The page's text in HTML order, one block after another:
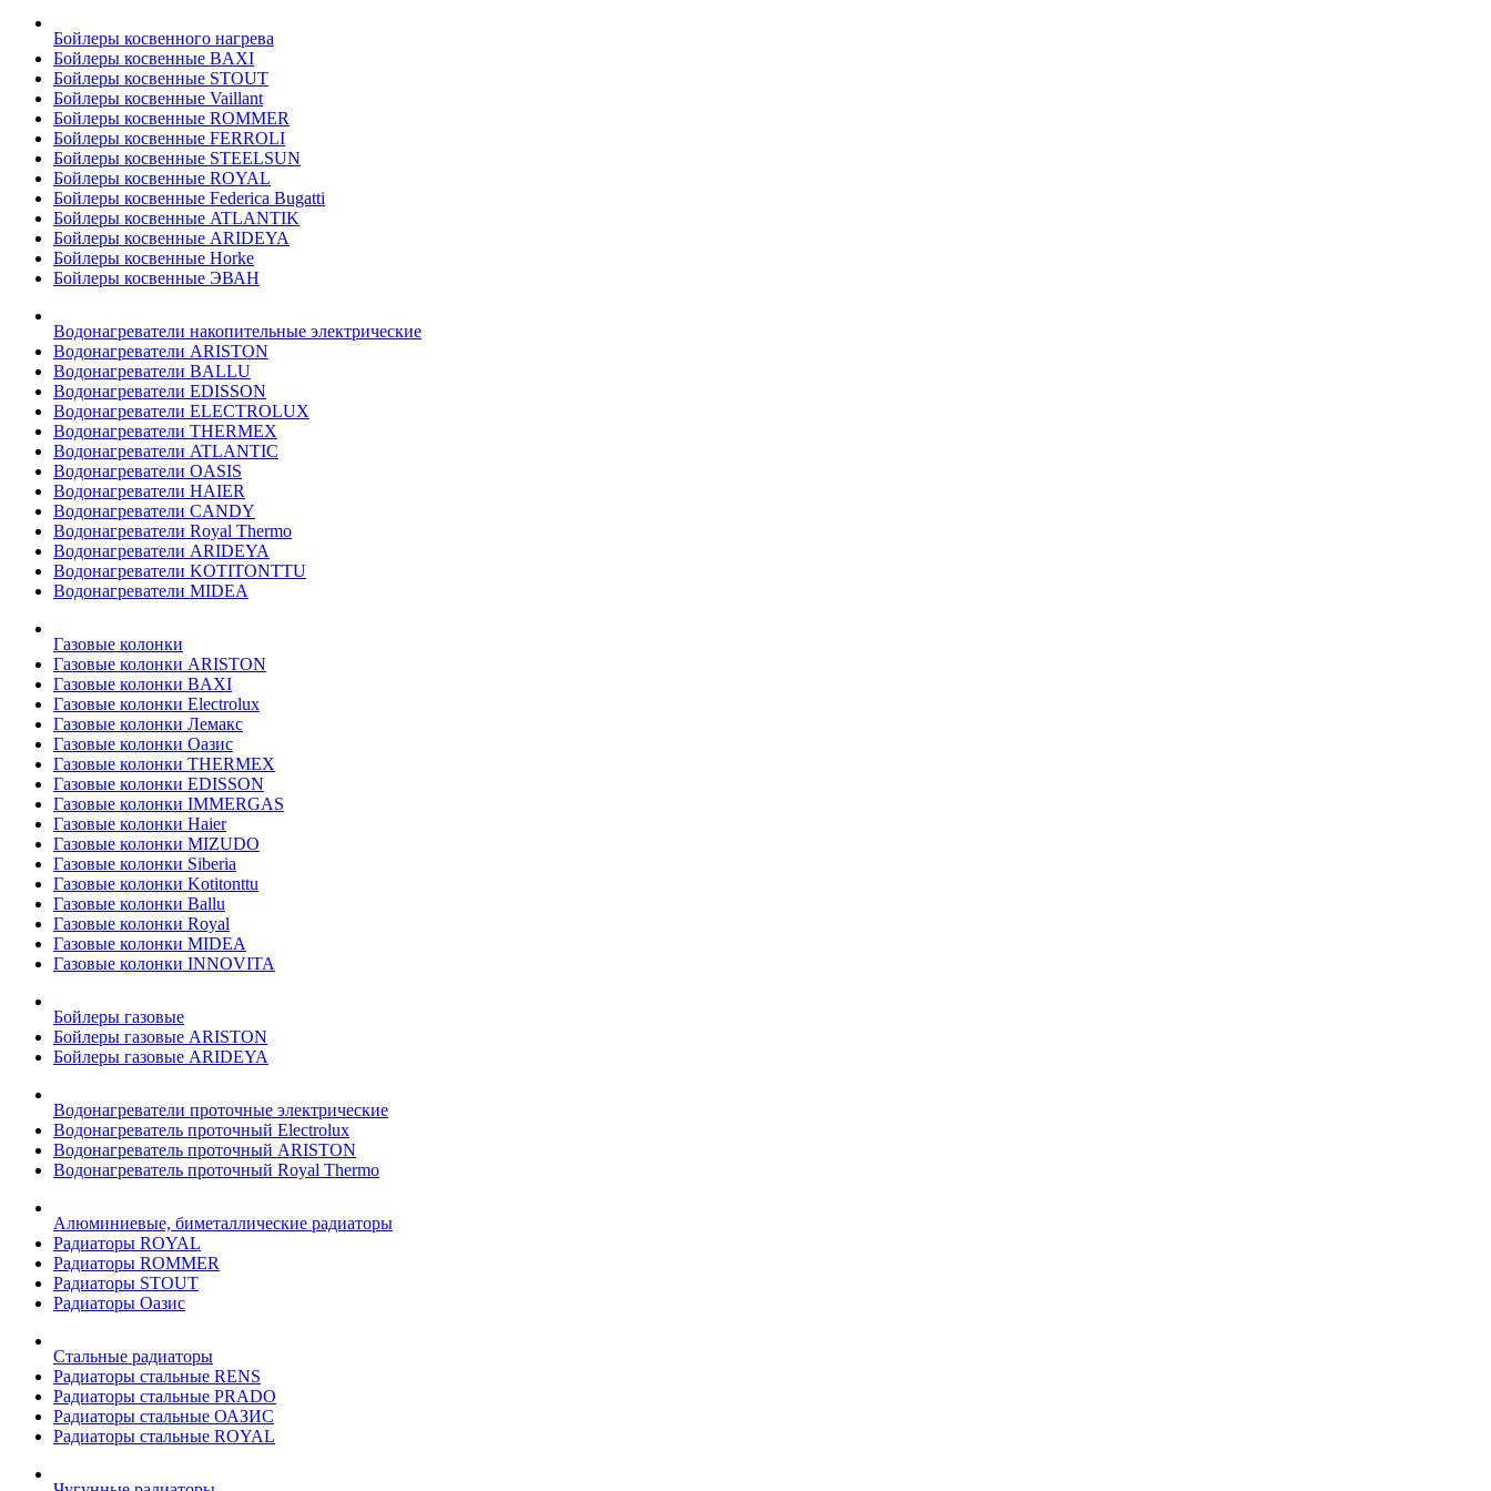
Бойлеры косвенного нагрева
Бойлеры косвенные BAXI
Бойлеры косвенные STOUT
Бойлеры косвенные Vaillant
Бойлеры косвенные ROMMER
Бойлеры косвенные FERROLI
Бойлеры косвенные STEELSUN
Бойлеры косвенные ROYAL
Бойлеры косвенные Federica Bugatti
Бойлеры косвенные ATLANTIK
Бойлеры косвенные ARIDEYA
Бойлеры косвенные Horke
Бойлеры косвенные ЭВАН
Водонагреватели накопительные электрические
Водонагреватели ARISTON
Водонагреватели BALLU
Водонагреватели EDISSON
Водонагреватели ELECTROLUX
Водонагреватели THERMEX
Водонагреватели ATLANTIC
Водонагреватели OASIS
Водонагреватели HAIER
Водонагреватели CANDY
Водонагреватели Royal Thermo
Водонагреватели ARIDEYA
Водонагреватели KOTITONTTU
Водонагреватели MIDEA
Газовые колонки
Газовые колонки ARISTON
Газовые колонки BAXI
Газовые колонки Electrolux
Газовые колонки Лемакс
Газовые колонки Оазис
Газовые колонки THERMEX
Газовые колонки EDISSON
Газовые колонки IMMERGAS
Газовые колонки Haier
Газовые колонки MIZUDO
Газовые колонки Siberia
Газовые колонки Kotitonttu
Газовые колонки Ballu
Газовые колонки Royal
Газовые колонки MIDEA
Газовые колонки INNOVITA
Бойлеры газовые
Бойлеры газовые ARISTON
Бойлеры газовые ARIDEYA
Водонагреватели проточные электрические
Водонагреватель проточный Electrolux
Водонагреватель проточный ARISTON
Водонагреватель проточный Royal Thermo
Алюминиевые, биметаллические радиаторы
Радиаторы ROYAL
Радиаторы ROMMER
Радиаторы STOUT
Радиаторы Оазис
Стальные радиаторы
Радиаторы стальные RENS
Радиаторы стальные PRADO
Радиаторы стальные ОАЗИС
Радиаторы стальные ROYAL